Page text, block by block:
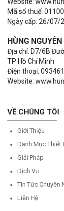
Mã số thuế:
Ngày cấp: 26/07/
HÙNG
Địa chỉ: D7/6B
TP Hồ Chí Minh
Điện thoại:
Website:
VỀ CHÚNG TÔI
Giới Thiệu
Danh Mục Thiết
Giải Pháp
Dịch Vụ
Tin Tức Chuyên
Liên Hệ